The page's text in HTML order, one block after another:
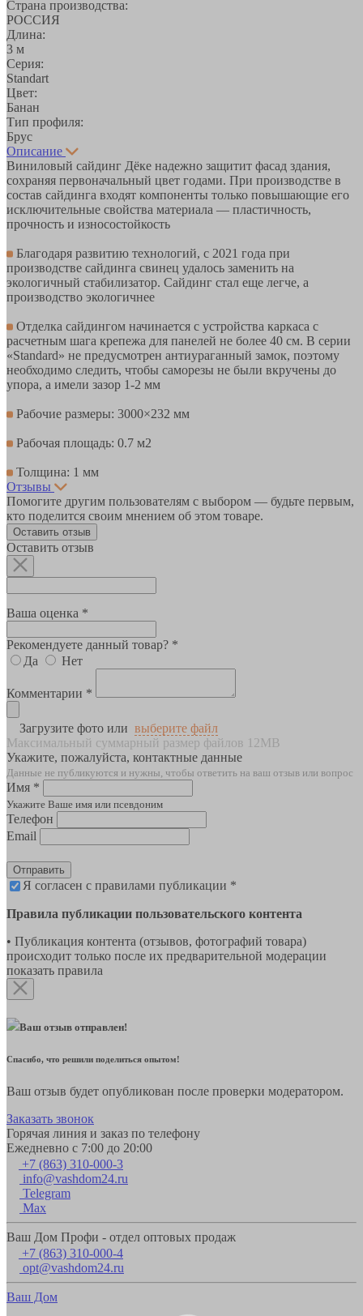
Страна производства:
РОССИЯ
Длина:
3 м
Серия:
Standart
Цвет:
Банан
Тип профиля:
Брус
Описание
Виниловый сайдинг Дёке надежно защитит фасад здания,
сохраняя первоначальный цвет годами. При производстве в
состав сайдинга входят компоненты только повышающие его
исключительные свойства материала — пластичность,
прочность и износостойкость
Благодаря развитию технологий, с 2021 года при
производстве сайдинга свинец удалось заменить на
экологичный стабилизатор. Сайдинг стал еще легче, а
производство экологичнее
Отделка сайдингом начинается с устройства каркаса с
расчетным шага крепежа для панелей не более 40 см. В серии
«Standard» не предусмотрен антиураганный замок, поэтому
необходимо следить, чтобы саморезы не были вкручены до
упора, а имели зазор 1-2 мм
Рабочие размеры: 3000×232 мм
Рабочая площадь: 0.7 м2
Толщина: 1 мм
Отзывы
Помогите другим пользователям с выбором — будьте первым,
кто поделится своим мнением об этом товаре.
Оставить отзыв
Оставить отзыв
Ваша оценка *
Рекомендуете данный товар? *
Да
Нет
Комментарии *
Загрузите фото или выберите файл
Максимальный суммарный размер файлов 12MB
Укажите, пожалуйста, контактные данные
Данные не публикуются и нужны, чтобы ответить на ваш отзыв или вопрос
Имя *
Укажите Ваше имя или псевдоним
Телефон
Email
Отправить
Я согласен с правилами публикации *
Правила публикации пользовательского контента
• Публикация контента (отзывов, фотографий товара)
происходит только после их предварительной модерации
показать правила
Ваш отзыв отправлен!
Спасибо, что решили поделиться опытом!
Ваш отзыв будет опубликован после проверки модератором.
Заказать звонок
Горячая линия и заказ по телефону
Ежедневно с 7:00 до 20:00
+7 (863) 310-000-3
info@vashdom24.ru
Telegram
Max
Ваш Дом Профи - отдел оптовых продаж
+7 (863) 310-000-4
opt@vashdom24.ru
Ваш Дом